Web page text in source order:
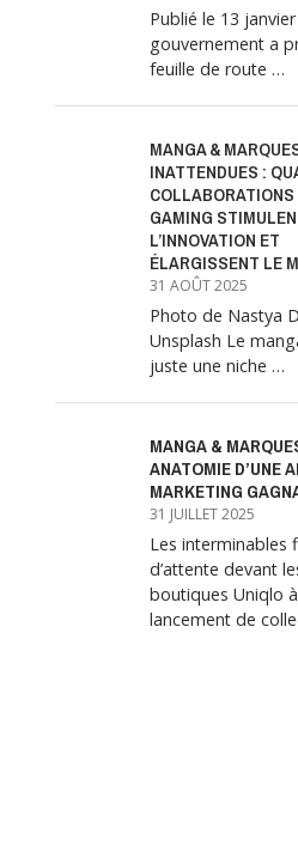
Publié le 13
gouvernement a
feuille de route …
MANGA &
INATTENDUES :
COLLABORATIONS
GAMING
L’INNOVATION ET
ÉLARGISSENT LE
31 AOÛT 2025
Photo de Nastya
Unsplash Le
juste une niche …
MANGA &
ANATOMIE D’UNE
MARKETING
31 JUILLET 2025
Les interminables
d’attente devant
boutiques Uniqlo
lancement de